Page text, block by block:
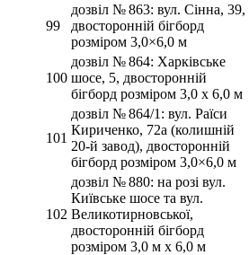
99
дозвіл № 863: вул. Сінна, 39,
двосторонній бігборд
розміром 3,0×6,0 м
100
дозвіл № 864: Харківське
шосе, 5, двосторонній
бігборд розміром 3,0 x 6,0 м
101
дозвіл № 864/1: вул. Раїси
Кириченко, 72а (колишній
20-й завод), двосторонній
бігборд розміром 3,0×6,0 м
102
дозвіл № 880: на розі вул.
Київське шосе та вул.
Великотирновської,
двосторонній бігборд
розміром 3,0 м х 6,0 м